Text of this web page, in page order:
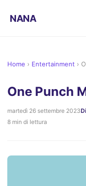
NANA
Home › Entertainment ›
One Punch
martedì 26 settembre 2023
8 min di lettura